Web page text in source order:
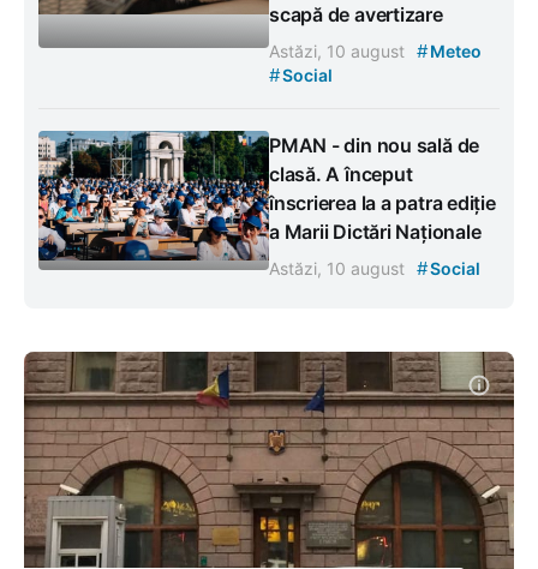
scapă de avertizare
Astăzi, 10 august #Meteo
#Social
PMAN - din nou sală de
clasă. A început
înscrierea la a patra ediție
a Marii Dictări Naționale
Astăzi, 10 august #Social